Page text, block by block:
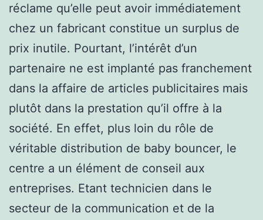
réclame qu’elle peut avoir immédiatement
chez un fabricant constitue un surplus de
prix inutile. Pourtant, l’intérêt d’un
partenaire ne est implanté pas franchement
dans la affaire de articles publicitaires mais
plutôt dans la prestation qu’il offre à la
société. En effet, plus loin du rôle de
véritable distribution de baby bouncer, le
centre a un élément de conseil aux
entreprises. Etant technicien dans le
secteur de la communication et de la